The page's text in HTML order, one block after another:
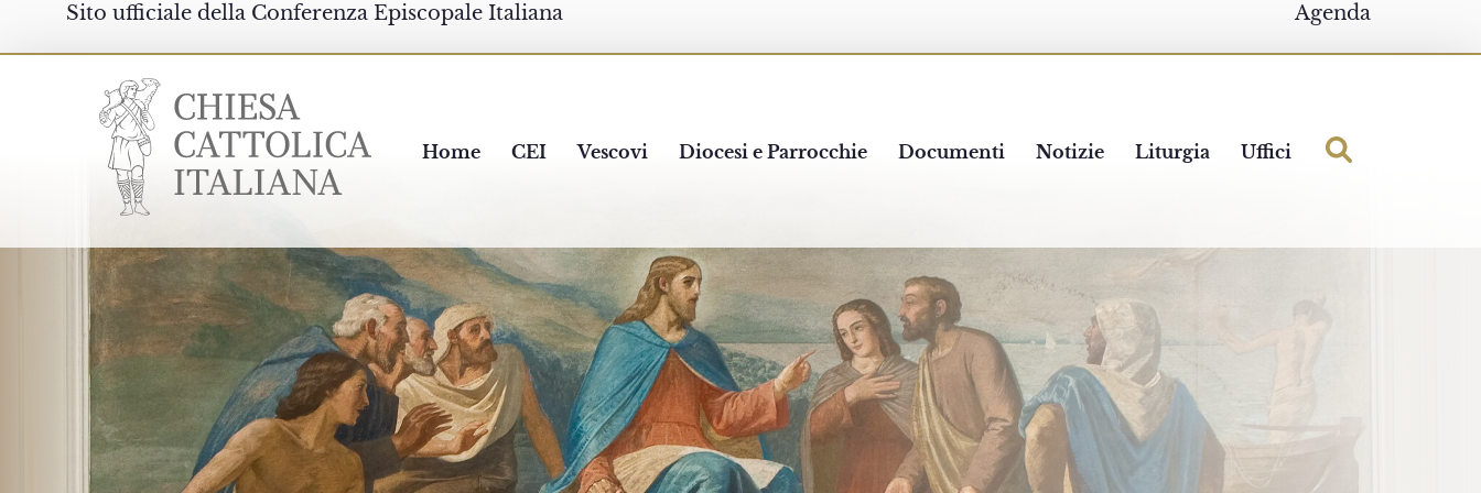
Sito ufficiale della Conferenza Episcopale Italiana Agenda
Chiesacattolica.it
Home CEI Vescovi Diocesi e Parrocchie Documenti Notizie Liturgia Uffici